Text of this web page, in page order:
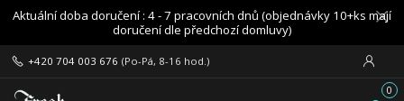
Aktuální doba doručení : 4 - 7 pracovních dnů (objednávky 10+ks mají
doručení dle předchozí domluvy)
+420 704 003 676 (Po-Pá, 8-16 hod.)
0